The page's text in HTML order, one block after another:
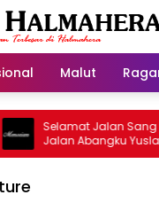
Malut
Selamat Jalan Sang
Jalan Abangku Yuslam